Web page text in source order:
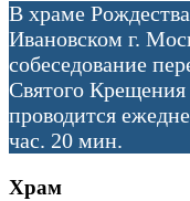
В храме
Ивановском г.
собеседование
Святого
проводится
час. 20 мин.
Храм